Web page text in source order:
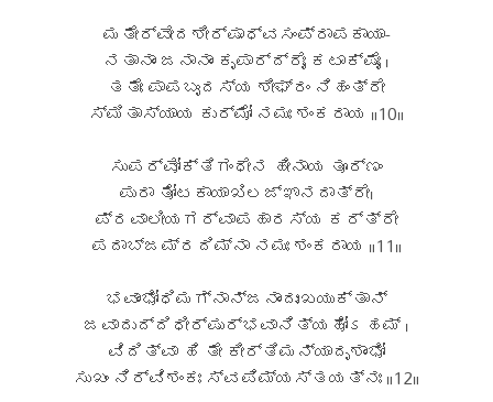
ಮತೇರ್ವೇದಶೀರ್ಷಾಧ್ವಸಂಪ್ರಾಪಕಾಯಾ-
ನತಾನಾಂ ಜನಾನಾಂ ಕೃಪಾರ್ದ್ರೈಃ ಕಟಾಕ್ಷೈಃ ।
ತತೇಃ ಪಾಪಬೃಂದಸ್ಯ ಶೀಘ್ರಂ ನಿಹಂತ್ರೇ
ಸ್ಮಿತಾಸ್ಯಾಯ ಕುರ್ಮೋ ನಮಃ ಶಂಕರಾಯ ॥10॥
ಸುಪರ್ವೋಕ್ತಿಗಂಧೇನ ಹೀನಾಯ ತೂರ್ಣಂ
ಪುರಾ ತೋಟಕಾಯಾಖಿಲಜ್ಞಾನದಾತ್ರೇ।
ಪ್ರವಾಲೀಯಗರ್ವಾಪಹಾರಸ್ಯ ಕರ್ತ್ರೇ
ಪದಾಬ್ಜಮ್ರದಿಮ್ನಾ ನಮಃ ಶಂಕರಾಯ ॥11॥
ಭವಾಂಭೋಧಿಮಗ್ನಾನ್ಜನಾಂದುಃಖಯುಕ್ತಾನ್
ಜವಾದುದ್ದಿಧೀರ್ಷುರ್ಭವಾನಿತ್ಯಹೋಽಹಮ್ ।
ವಿದಿತ್ವಾ ಹಿ ತೇ ಕೀರ್ತಿಮನ್ಯಾದೃಶಾಂಭೋ
ಸುಖಂ ನಿರ್ವಿಶಂಕಃ ಸ್ವಪಿಮ್ಯಸ್ತಯತ್ನಃ ॥12॥